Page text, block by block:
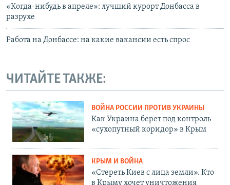
«Когда-нибудь в апреле»: лучший курорт Донбасса в
разрухе
Работа на Донбассе: на какие вакансии есть спрос
ЧИТАЙТЕ ТАКЖЕ:
ВОЙНА РОССИИ ПРОТИВ УКРАИНЫ
Как Украина берет под контроль
«сухопутный коридор» в Крым
КРЫМ И ВОЙНА
«Стереть Киев с лица земли». Кто
в Крыму хочет уничтожения